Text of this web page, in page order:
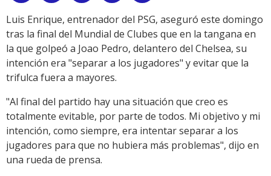
Link
Luis Enrique, entrenador del PSG, aseguró este domingo
tras la final del Mundial de Clubes que en la tangana en
la que golpeó a Joao Pedro, delantero del Chelsea, su
intención era "separar a los jugadores" y evitar que la
trifulca fuera a mayores.
"Al final del partido hay una situación que creo es
totalmente evitable, por parte de todos. Mi objetivo y mi
intención, como siempre, era intentar separar a los
jugadores para que no hubiera más problemas", dijo en
una rueda de prensa.